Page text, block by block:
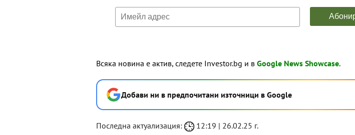
Всяка новина е актив, следете Investor.bg и в Google News Showcase.
Добави ни в предпочитани източници в Google
Последна актуализация: 12:19 | 26.02.25 г.